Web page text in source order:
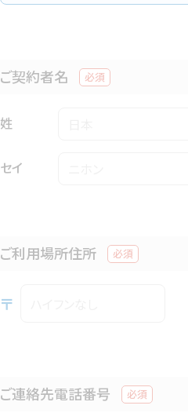
ご契約者名 必須
姓
セイ
ご利用場所住所 必須
〒
ご連絡先電話番号 必須